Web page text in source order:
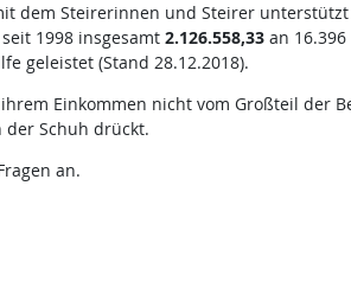
dem Steirerinnen und Steirer
1998 insgesamt 2.126.558,33 an
geleistet (Stand 28.12.2018).
Einkommen nicht vom Großteil der
der Schuh drückt.
an.